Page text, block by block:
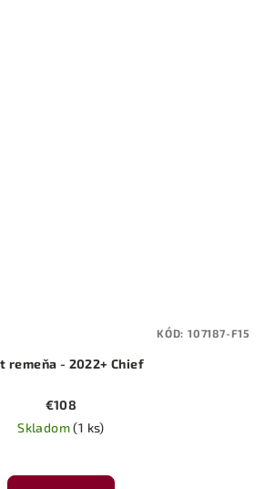
remeňa - 2022+ Chief
€108
Skladom(1 ks)
KÓD: 107187-F15